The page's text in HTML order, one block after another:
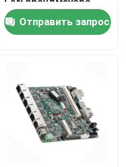
компьютерная
материнская плата
Отправить запрос